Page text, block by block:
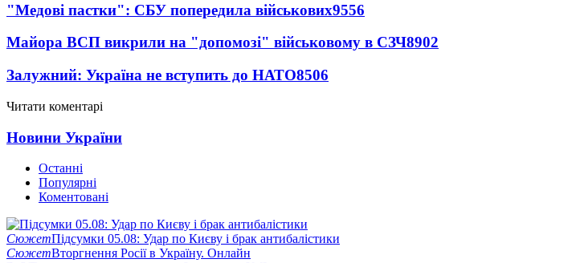
"Медові пастки": СБУ попередила військових9556
Майора ВСП викрили на "допомозі" військовому в СЗЧ8902
Залужний: Україна не вступить до НАТО8506
Читати коментарі
Новини України
Останні
Популярні
Коментовані
СюжетПідсумки 05.08: Удар по Києву і брак антибалістики
СюжетВторгнення Росії в Україну. Онлайн